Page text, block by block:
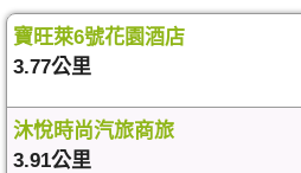
寶旺萊6號花園酒店
3.77公里
沐悅時尚汽旅商旅
3.91公里